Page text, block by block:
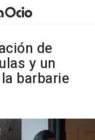
de
y un
barbarie